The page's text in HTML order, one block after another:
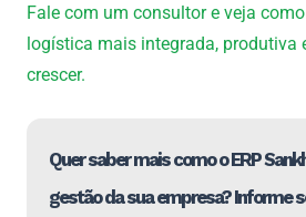
Fale com um consultor e veja
logística mais integrada, produtiva
crescer.
Quer saber mais como o ERP
gestão da sua empresa? Informe